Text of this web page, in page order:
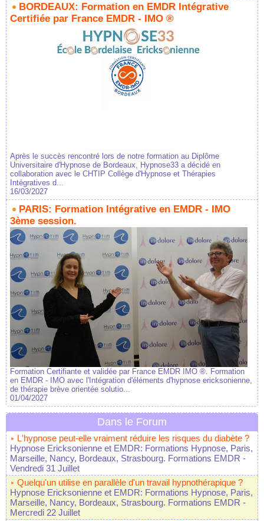
BORDEAUX: Formation en EMDR Intégrative
Certifiée par France EMDR - IMO ®
Après le succès rencontré lors de notre formation au Diplôme
Universitaire d'Hypnose de Bordeaux, Hypnose33 a décidé en
collaboration avec le CHTIP Collège d'Hypnose et Thérapies
Intégratives d...
16/03/2027
PARIS: Formation Intégrative en EMDR - IMO
3ème session.
Formation Certifiante et validée par France EMDR IMO ®. Formation
en EMDR - IMO avec l'Intégration d'éléments d'hypnose ericksonienne,
de thérapie brève orientée solutio...
01/04/2027
Dans le Forum
L'hypnose peut-elle vraiment réduire les risques du diabète ?
Hypnose Ericksonienne et EMDR: Formations Hypnose, Paris,
Marseille, Nancy, Bordeaux, Strasbourg. Formations EMDR -
Vendredi 31 Juillet
Quelqu'un utilise en parallèle d'un travail hypnothérapique ?
Hypnose Ericksonienne et EMDR: Formations Hypnose, Paris,
Marseille, Nancy, Bordeaux, Strasbourg. Formations EMDR -
Mercredi 22 Juillet